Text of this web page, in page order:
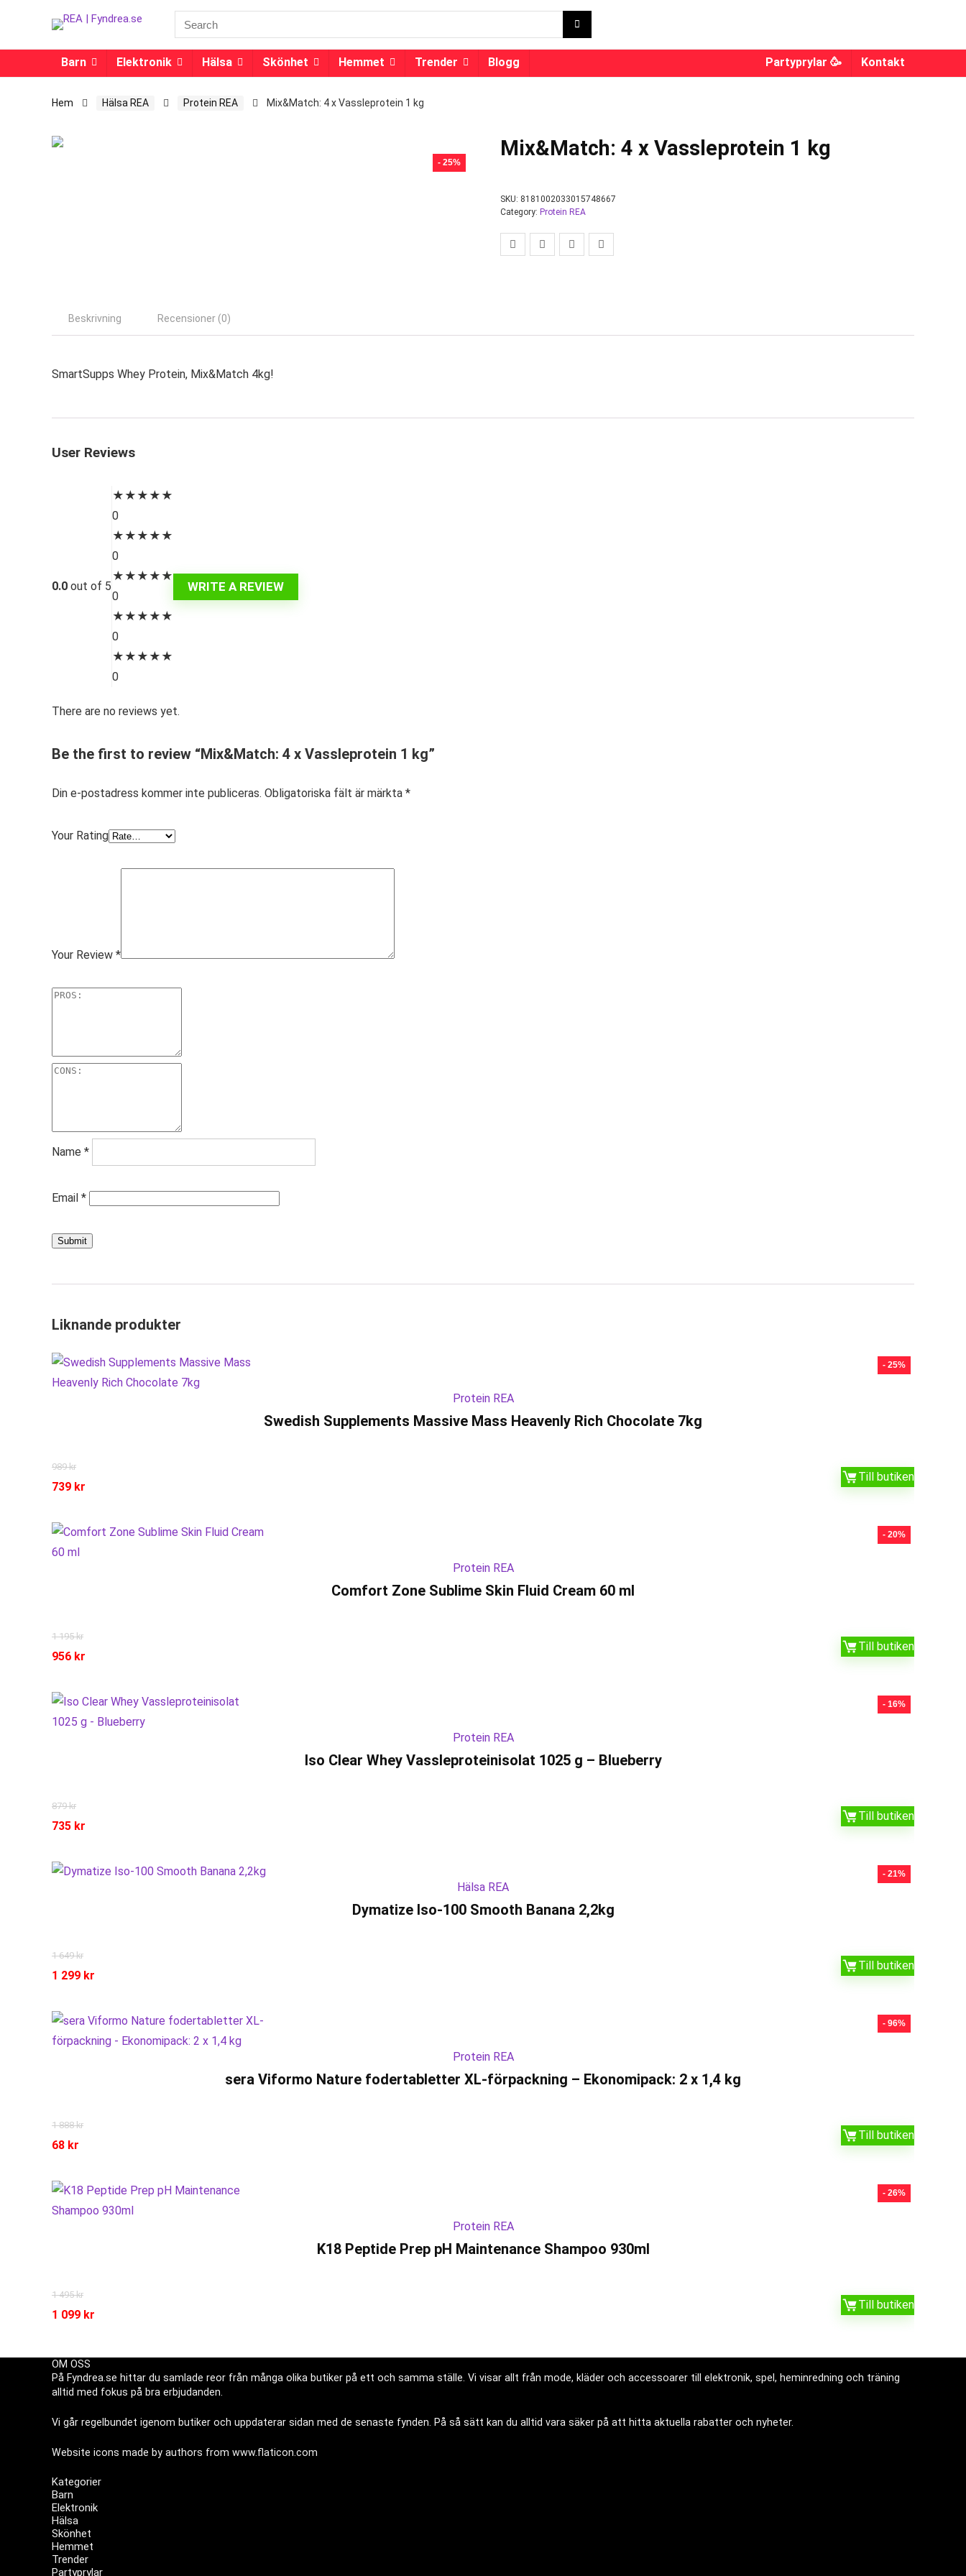
Barn Elektronik Hälsa Skönhet Hemmet Trender Blogg Partyprylar 🥳 Kontakt
Hem Hälsa REA Protein REA Mix&Match: 4 x Vassleprotein 1 kg
- 25%
Mix&Match: 4 x Vassleprotein 1 kg
SKU: 8181002033015748667
Category: Protein REA
Beskrivning Recensioner (0)
SmartSupps Whey Protein, Mix&Match 4kg!
User Reviews
0.0 out of 5
★ ★ ★ ★ ★
0
★ ★ ★ ★ ★
0
★ ★ ★ ★ ★
0
★ ★ ★ ★ ★
0
★ ★ ★ ★ ★
0
WRITE A REVIEW
There are no reviews yet.
Be the first to review “Mix&Match: 4 x Vassleprotein 1 kg”
Din e-postadress kommer inte publiceras. Obligatoriska fält är märkta *
Your Rating
Your Review *
Name *
Email *
Liknande produkter
- 25%
Protein REA
Swedish Supplements Massive Mass Heavenly Rich Chocolate 7kg
989kr
739 kr
Till butiken
- 20%
Protein REA
Comfort Zone Sublime Skin Fluid Cream 60 ml
1 195kr
956 kr
Till butiken
- 16%
Protein REA
Iso Clear Whey Vassleproteinisolat 1025 g – Blueberry
879kr
735 kr
Till butiken
- 21%
Hälsa REA
Dymatize Iso-100 Smooth Banana 2,2kg
1 649kr
1 299 kr
Till butiken
- 96%
Protein REA
sera Viformo Nature fodertabletter XL-förpackning – Ekonomipack: 2 x 1,4 kg
1 888kr
68 kr
Till butiken
- 26%
Protein REA
K18 Peptide Prep pH Maintenance Shampoo 930ml
1 495kr
1 099 kr
Till butiken
OM OSS
På Fyndrea.se hittar du samlade reor från många olika butiker på ett och samma ställe. Vi visar allt från mode, kläder och accessoarer till elektronik, spel, heminredning och träning
alltid med fokus på bra erbjudanden.
Vi går regelbundet igenom butiker och uppdaterar sidan med de senaste fynden. På så sätt kan du alltid vara säker på att hitta aktuella rabatter och nyheter.
Website icons made by authors from www.flaticon.com
Kategorier
Barn
Elektronik
Hälsa
Skönhet
Hemmet
Trender
Partyprylar